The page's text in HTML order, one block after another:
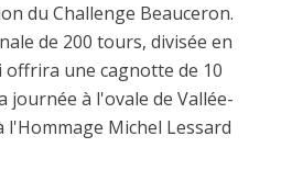
du Challenge Beauceron.
de 200 tours, divisée en
une cagnotte de 10
journée à l'ovale de Vallée-
l'Hommage Michel Lessard